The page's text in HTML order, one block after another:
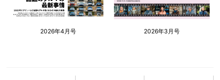
2026年4月号 2026年3月号